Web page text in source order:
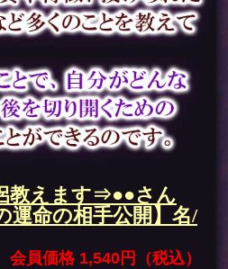
教えます⇒●●さん
運命の相手公開】名/
会員価格 1,540円（税込）